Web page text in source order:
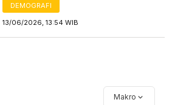
DEMOGRAFI
13/06/2026, 13:54 WIB
Makro